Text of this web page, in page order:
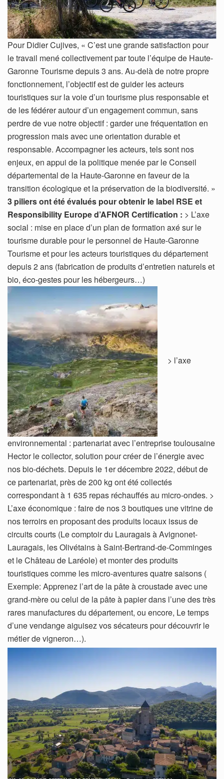
Pour Didier Cujives, « C’est une grande satisfaction pour
le travail mené collectivement par toute l’équipe de Haute-
Garonne Tourisme depuis 3 ans. Au-delà de notre propre
fonctionnement, l’objectif est de guider les acteurs
touristiques sur la voie d’un tourisme plus responsable et
de les fédérer autour d’un engagement commun, sans
perdre de vue notre objectif : garder une fréquentation en
progression mais avec une orientation durable et
responsable. Accompagner les acteurs, tels sont nos
enjeux, en appui de la politique menée par le Conseil
départemental de la Haute-Garonne en faveur de la
transition écologique et la préservation de la biodiversité. »
3 piliers ont été évalués pour obtenir le label RSE et
Responsibility Europe d’AFNOR Certification : > L’axe
social : mise en place d’un plan de formation axé sur le
tourisme durable pour le personnel de Haute-Garonne
Tourisme et pour les acteurs touristiques du département
depuis 2 ans (fabrication de produits d’entretien naturels et
bio, éco-gestes pour les hébergeurs…)
> l’axe
environnemental : partenariat avec l’entreprise toulousaine
Hector le collector, solution pour créer de l’énergie avec
nos bio-déchets. Depuis le 1er décembre 2022, début de
ce partenariat, près de 200 kg ont été collectés
correspondant à 1 635 repas réchauffés au micro-ondes. >
L’axe économique : faire de nos 3 boutiques une vitrine de
nos terroirs en proposant des produits locaux issus de
circuits courts (Le comptoir du Lauragais à Avignonet-
Lauragais, les Olivétains à Saint-Bertrand-de-Comminges
et le Château de Laréole) et monter des produits
touristiques comme les micro-aventures quatre saisons (
Exemple: Apprenez l’art de la pâte à croustade avec une
grand-mère ou celui de la pâte à papier dans l’une des très
rares manufactures du département, ou encore, Le temps
d’une vendange aiguisez vos sécateurs pour découvrir le
métier de vigneron…).